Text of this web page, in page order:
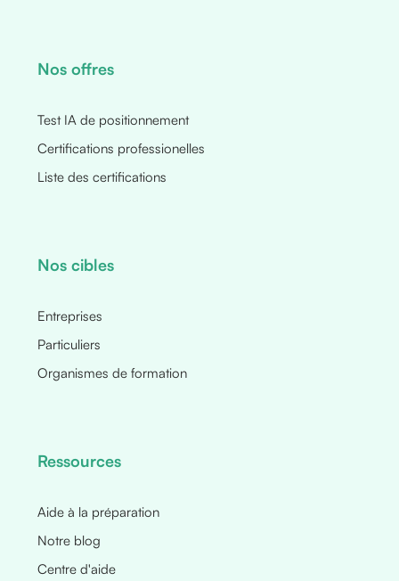
Nos offres
Test IA de positionnement
Certifications professionelles
Liste des certifications
Nos cibles
Entreprises
Particuliers
Organismes de formation
Ressources
Aide à la préparation
Notre blog
Centre d'aide